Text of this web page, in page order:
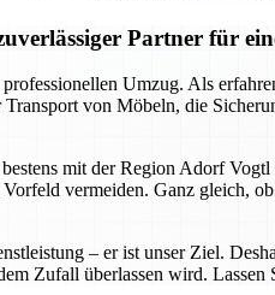
Partner für
Umzug. Als
von Möbeln, die
mit der Region Adorf
vermeiden. Ganz gleich,
– er ist unser Ziel.
Zufall überlassen wird.